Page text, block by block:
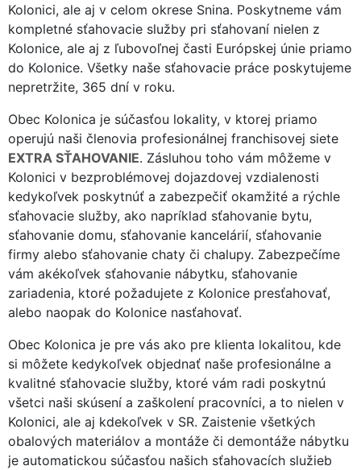
Kolonici, ale aj v celom okrese Snina. Poskytneme vám
kompletné sťahovacie služby pri sťahovaní nielen z
Kolonice, ale aj z ľubovoľnej časti Európskej únie priamo
do Kolonice. Všetky naše sťahovacie práce poskytujeme
nepretržite, 365 dní v roku.
Obec Kolonica je súčasťou lokality, v ktorej priamo
operujú naši členovia profesionálnej franchisovej siete
EXTRA SŤAHOVANIE. Zásluhou toho vám môžeme v
Kolonici v bezproblémovej dojazdovej vzdialenosti
kedykoľvek poskytnúť a zabezpečiť okamžité a rýchle
sťahovacie služby, ako napríklad sťahovanie bytu,
sťahovanie domu, sťahovanie kancelárií, sťahovanie
firmy alebo sťahovanie chaty či chalupy. Zabezpečíme
vám akékoľvek sťahovanie nábytku, sťahovanie
zariadenia, ktoré požadujete z Kolonice presťahovať,
alebo naopak do Kolonice nasťahovať.
Obec Kolonica je pre vás ako pre klienta lokalitou, kde
si môžete kedykoľvek objednať naše profesionálne a
kvalitné sťahovacie služby, ktoré vám radi poskytnú
všetci naši skúsení a zaškolení pracovníci, a to nielen v
Kolonici, ale aj kdekoľvek v SR. Zaistenie všetkých
obalových materiálov a montáže či demontáže nábytku
je automatickou súčasťou našich sťahovacích služieb